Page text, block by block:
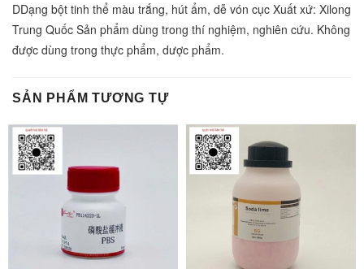
DDạng bột tinh thể màu trắng, hút ẩm, dễ vón cục Xuất xứ: Xilong
Trung Quốc Sản phẩm dùng trong thí nghiệm, nghiên cứu. Không
được dùng trong thực phẩm, dược phẩm.
SẢN PHẨM TƯƠNG TỰ